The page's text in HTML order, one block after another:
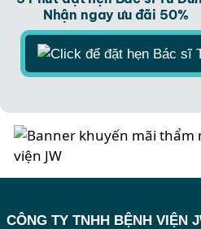
Nhận ngay ưu đãi 50%
CÔNG TY TNHH BỆNH VIỆN